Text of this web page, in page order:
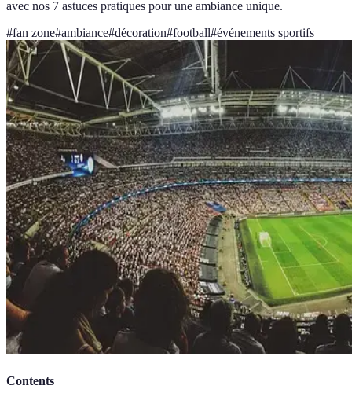
avec nos 7 astuces pratiques pour une ambiance unique.
#fan zone#ambiance#décoration#football#événements sportifs
Contents